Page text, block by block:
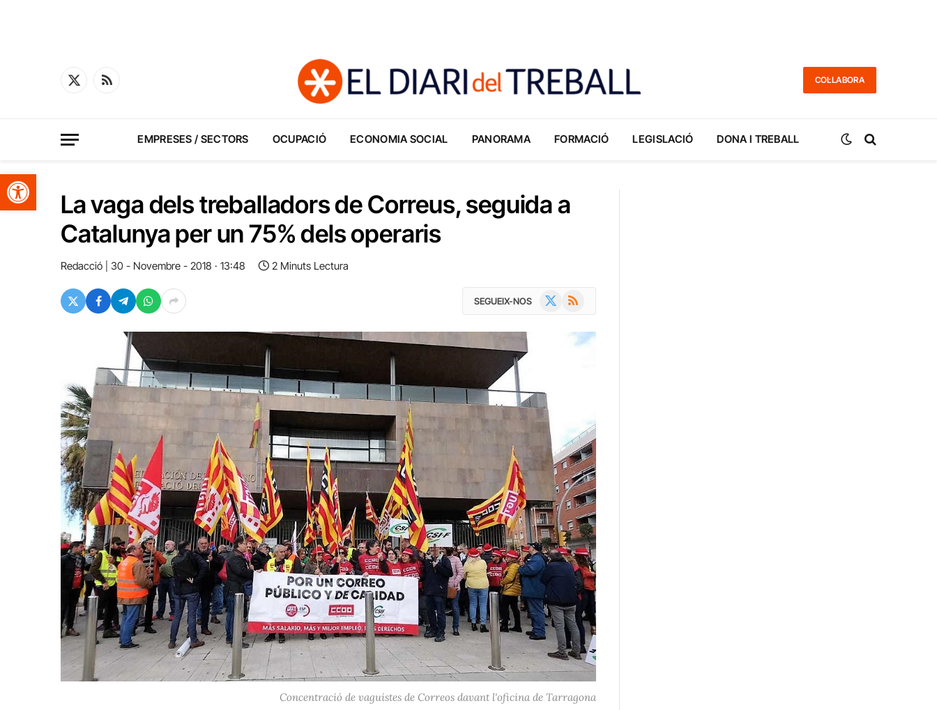
Obre la barra d'eines
X
RSS
COL·LABORA
EMPRESES / SECTORS OCUPACIÓ ECONOMIA SOCIAL PANORAMA FORMACIÓ LEGISLACIÓ DONA I TREBALL
La vaga dels treballadors de Correus, seguida a
Catalunya per un 75% dels operaris
Redacció 30 - Novembre - 2018 · 13:48 2 Minuts Lectura
SEGUEIX-NOS RSS
Concentració de vaguistes de Correos davant l'oficina de Tarragona